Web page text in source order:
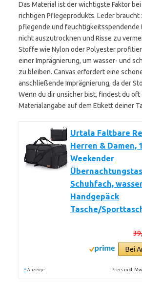
Das Material ist der wichtigste Faktor
richtigen Pflegeprodukts. Leder braucht
pflegende und feuchtigkeitsspendende
nicht auszutrocknen und Risse zu
Stoffe wie Nylon oder Polyester
einer Imprägnierung, um wasser- und
zu bleiben. Canvas erfordert eine
anschließende Imprägnierung, da der
Wenn du dir unsicher bist, findest du oft
Materialangabe auf dem Etikett deiner
Urtala Faltbare
Herren & Damen,
Weekender
Schuhfach,
Handgepäck
Tasche/
Bei
* Anzeige Preis inkl.